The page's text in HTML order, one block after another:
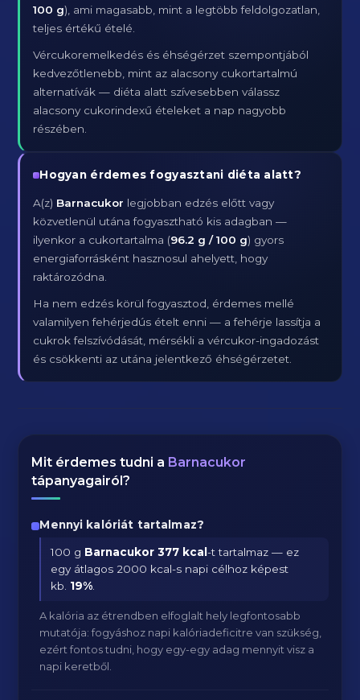
100 g), ami magasabb, mint a legtöbb feldolgozatlan,
teljes értékű ételé.
Vércukoremelkedés és éhségérzet szempontjából
kedvezőtlenebb, mint az alacsony cukortartalmú
alternatívák — diéta alatt szívesebben válassz
alacsony cukorindexű ételeket a nap nagyobb
részében.
Hogyan érdemes fogyasztani diéta alatt?
A(z) Barnacukor legjobban edzés előtt vagy
közvetlenül utána fogyasztható kis adagban —
ilyenkor a cukortartalma (96.2 g / 100 g) gyors
energiaforrásként hasznosul ahelyett, hogy
raktározódna.
Ha nem edzés körül fogyasztod, érdemes mellé
valamilyen fehérjedús ételt enni — a fehérje lassítja a
cukrok felszívódását, mérsékli a vércukor-ingadozást
és csökkenti az utána jelentkező éhségérzetet.
Mit érdemes tudni a Barnacukor
tápanyagairól?
Mennyi kalóriát tartalmaz?
100 g Barnacukor 377 kcal-t tartalmaz — ez
egy átlagos 2000 kcal-s napi célhoz képest
kb. 19%
A kalória az étrendben elfoglalt hely legfontosabb
mutatója: fogyáshoz napi kalóriadeficitre van szükség,
ezért fontos tudni, hogy egy-egy adag mennyit visz a
napi keretből.